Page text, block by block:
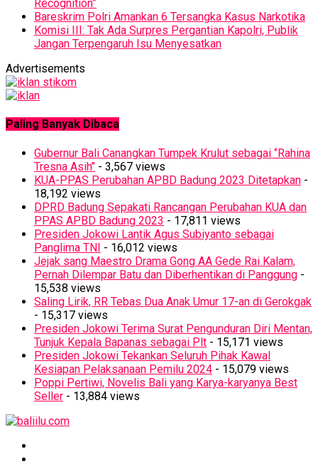
Recognition”
Bareskrim Polri Amankan 6 Tersangka Kasus Narkotika
Komisi III: Tak Ada Surpres Pergantian Kapolri, Publik
Jangan Terpengaruh Isu Menyesatkan
Advertisements
Paling Banyak Dibaca
Gubernur Bali Canangkan Tumpek Krulut sebagai ‘’Rahina
Tresna Asih’’ - 3,567 views
KUA-PPAS Perubahan APBD Badung 2023 Ditetapkan -
18,192 views
DPRD Badung Sepakati Rancangan Perubahan KUA dan
PPAS APBD Badung 2023 - 17,811 views
Presiden Jokowi Lantik Agus Subiyanto sebagai
Panglima TNI - 16,012 views
Jejak sang Maestro Drama Gong AA Gede Rai Kalam,
Pernah Dilempar Batu dan Diberhentikan di Panggung -
15,538 views
Saling Lirik, RR Tebas Dua Anak Umur 17-an di Gerokgak
- 15,317 views
Presiden Jokowi Terima Surat Pengunduran Diri Mentan,
Tunjuk Kepala Bapanas sebagai Plt - 15,171 views
Presiden Jokowi Tekankan Seluruh Pihak Kawal
Kesiapan Pelaksanaan Pemilu 2024 - 15,079 views
Poppi Pertiwi, Novelis Bali yang Karya-karyanya Best
Seller - 13,884 views